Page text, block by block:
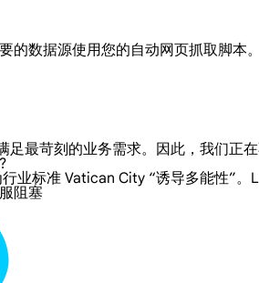
的数据源使用您的自动网页抓取脚
最苛刻的业务需求。因此，我们正
业标准 Vatican City “诱导多能性”
阻塞